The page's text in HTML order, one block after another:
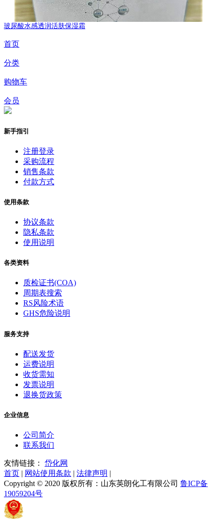
玻尿酸水感透润活肤保湿霜
首页
分类
购物车
会员
新手指引
注册登录
采购流程
销售条款
付款方式
使用条款
协议条款
隐私条款
使用说明
各类资料
质检证书(COA)
周期表搜索
RS风险术语
GHS危险说明
服务支持
配送发货
运费说明
收货需知
发票说明
退换货政策
企业信息
公司简介
联系我们
友情链接： 岱化网
首页 | 网站使用条款 | 法律声明 |
Copyright © 2020 版权所有：山东英朗化工有限公司 鲁ICP备
19059204号